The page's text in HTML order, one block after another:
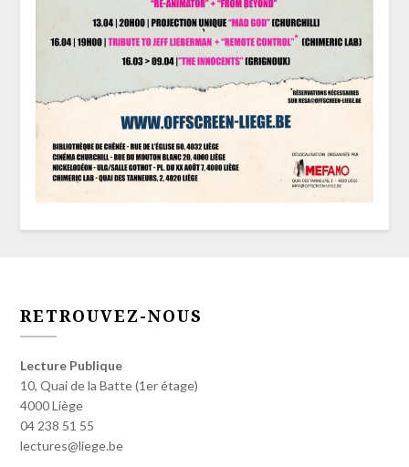
RETROUVEZ-NOUS
Lecture Publique
10, Quai de la Batte (1er étage)
4000 Liège
04 238 51 55
lectures@liege.be